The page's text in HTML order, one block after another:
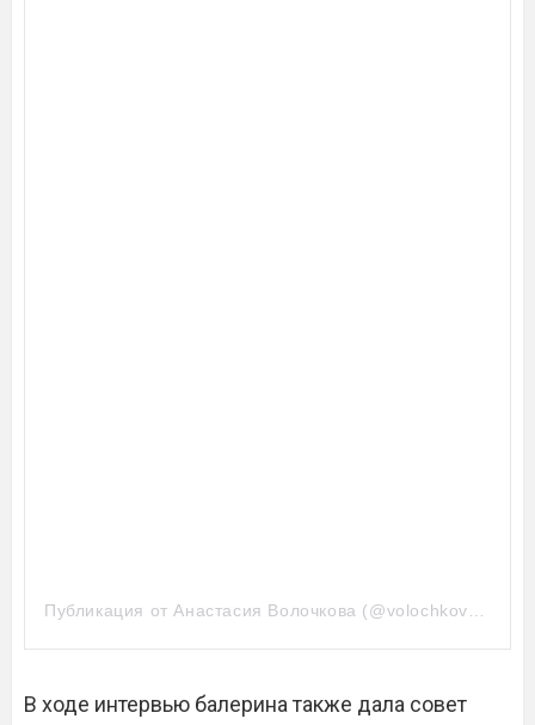
В ходе интервью балерина также дала совет